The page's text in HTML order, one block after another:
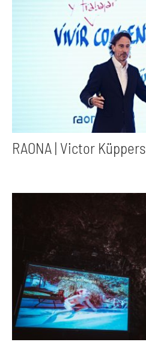
RAONA | Victor Küppers